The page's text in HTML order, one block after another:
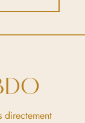
directement